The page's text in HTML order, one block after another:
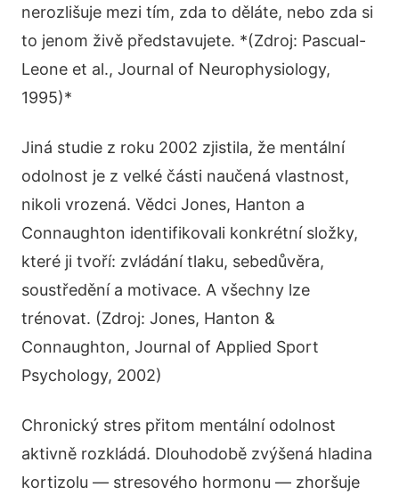
nerozlišuje mezi tím, zda to děláte, nebo zda si
to jenom živě představujete. *(Zdroj: Pascual-
Leone et al., Journal of Neurophysiology,
1995)*
Jiná studie z roku 2002 zjistila, že mentální
odolnost je z velké části naučená vlastnost,
nikoli vrozená. Vědci Jones, Hanton a
Connaughton identifikovali konkrétní složky,
které ji tvoří: zvládání tlaku, sebedůvěra,
soustředění a motivace. A všechny lze
trénovat. (Zdroj: Jones, Hanton &
Connaughton, Journal of Applied Sport
Psychology, 2002)
Chronický stres přitom mentální odolnost
aktivně rozkládá. Dlouhodobě zvýšená hladina
kortizolu — stresového hormonu — zhoršuje